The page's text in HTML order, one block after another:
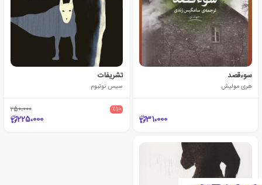
سوءقصد
هری مولیش
31،000
تشریفات
سیس نوتبوم
٪10 250،000
225،000